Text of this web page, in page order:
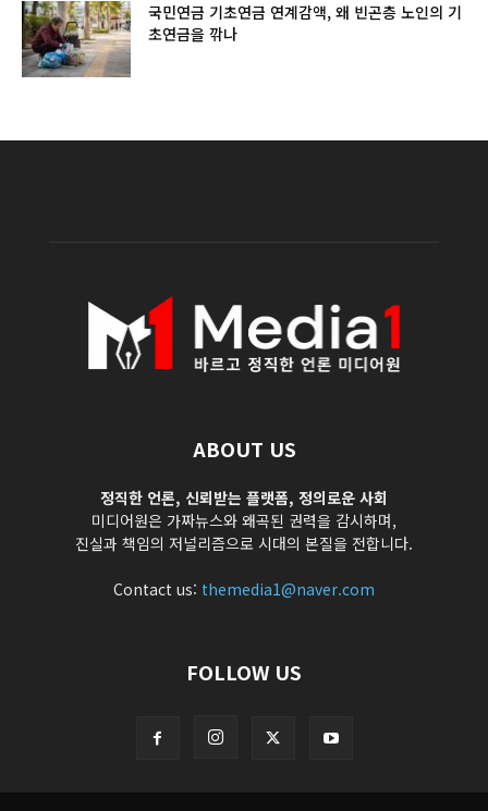
국민연금 기초연금 연계감액, 왜 빈곤층 노인의 기
초연금을 깎나
ABOUT US
정직한 언론, 신뢰받는 플랫폼, 정의로운 사회
미디어원은 가짜뉴스와 왜곡된 권력을 감시하며,
진실과 책임의 저널리즘으로 시대의 본질을 전합니다.
Contact us: themedia1@naver.com
FOLLOW US